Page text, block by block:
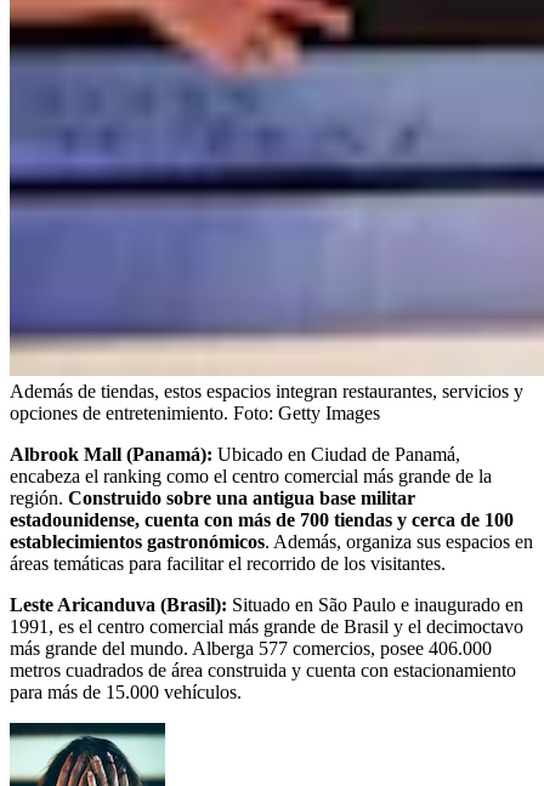
Además de tiendas, estos espacios integran restaurantes, servicios y
opciones de entretenimiento. Foto: Getty Images
Albrook Mall (Panamá): Ubicado en Ciudad de Panamá,
encabeza el ranking como el centro comercial más grande de la
región. Construido sobre una antigua base militar
estadounidense, cuenta con más de 700 tiendas y cerca de 100
establecimientos gastronómicos. Además, organiza sus espacios en
áreas temáticas para facilitar el recorrido de los visitantes.
Leste Aricanduva (Brasil): Situado en São Paulo e inaugurado en
1991, es el centro comercial más grande de Brasil y el decimoctavo
más grande del mundo. Alberga 577 comercios, posee 406.000
metros cuadrados de área construida y cuenta con estacionamiento
para más de 15.000 vehículos.